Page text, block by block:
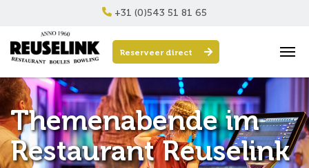
+31 (0)543 51 81 65
Reserveer direct
Themenabende im
Restaurant Reuselink